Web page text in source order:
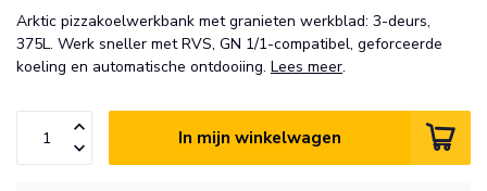
Arktic pizzakoelwerkbank met granieten werkblad: 3-deurs,
375L. Werk sneller met RVS, GN 1/1-compatibel, geforceerde
koeling en automatische ontdooiing. Lees meer.
In mijn winkelwagen